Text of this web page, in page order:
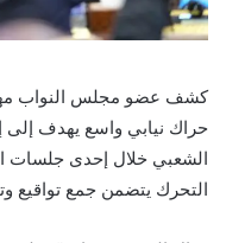
كشف عضو مجلس النواب
حراك نيابي واسع يهدف
الشعبي خلال إحدى جلسات
التحرك يتضمن جمع تواقيع